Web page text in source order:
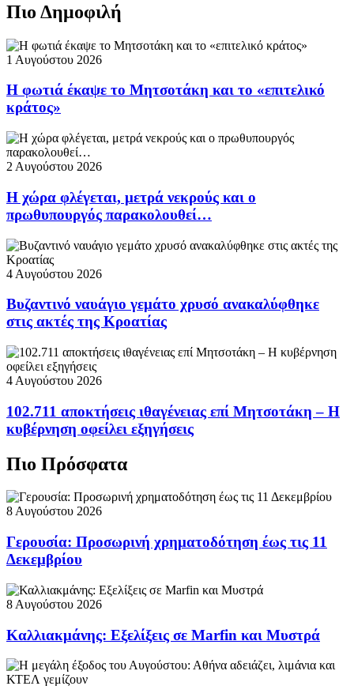
Πιο Δημοφιλή
1 Αυγούστου 2026
Η φωτιά έκαψε το Μητσοτάκη και το «επιτελικό
κράτος»
2 Αυγούστου 2026
Η χώρα φλέγεται, μετρά νεκρούς και ο
πρωθυπουργός παρακολουθεί…
4 Αυγούστου 2026
Βυζαντινό ναυάγιο γεμάτο χρυσό ανακαλύφθηκε
στις ακτές της Κροατίας
4 Αυγούστου 2026
102.711 αποκτήσεις ιθαγένειας επί Μητσοτάκη – Η
κυβέρνηση οφείλει εξηγήσεις
Πιο Πρόσφατα
8 Αυγούστου 2026
Γερουσία: Προσωρινή χρηματοδότηση έως τις 11
Δεκεμβρίου
8 Αυγούστου 2026
Καλλιακμάνης: Εξελίξεις σε Marfin και Μυστρά